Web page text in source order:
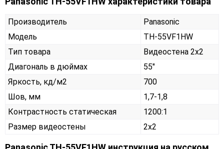
Производитель
Panasonic
Модель
TH-55VF1HW
Тип товара
Видеостена 2х2
Диагональ в дюймах
55"
Яркость, кд/м2
700
Шов, мм
1,7-1,8
Контрастность статическая
1200:1
Размер видеостены
2x2